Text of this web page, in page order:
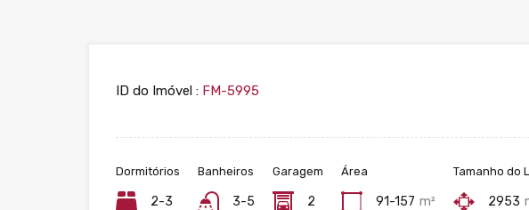
ID do Imóvel : FM-5995
Dormitórios
2-3
Banheiros
3-5
Garagem
2
Área
91-157 m²
Tamanho do
2953